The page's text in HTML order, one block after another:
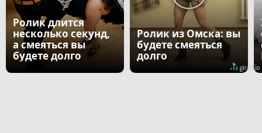
Ролик длится
несколько секунд,
а смеяться вы
будете долго
Ролик из Омска: вы
будете смеяться
долго